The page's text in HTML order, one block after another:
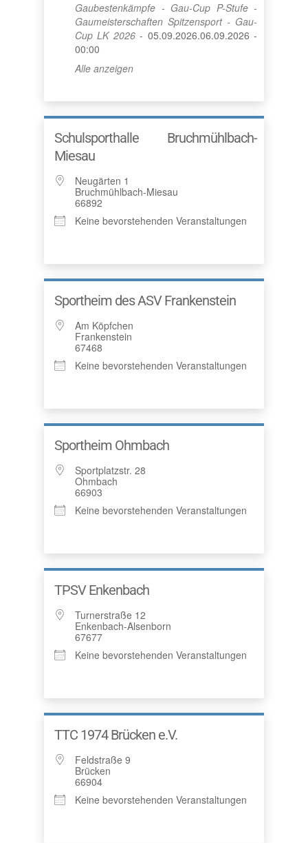
Gaubestenkämpfe - Gau-Cup P-Stufe -
Gaumeisterschaften Spitzensport - Gau-
Cup LK 2026- 05.09.2026.06.09.2026 -
00:00
Alle anzeigen
Schulsporthalle Bruchmühlbach-
Miesau
Neugärten 1
Bruchmühlbach-Miesau
66892
Keine bevorstehenden Veranstaltungen
Sportheim des ASV Frankenstein
Am Köpfchen
Frankenstein
67468
Keine bevorstehenden Veranstaltungen
Sportheim Ohmbach
Sportplatzstr. 28
Ohmbach
66903
Keine bevorstehenden Veranstaltungen
TPSV Enkenbach
Turnerstraße 12
Enkenbach-Alsenborn
67677
Keine bevorstehenden Veranstaltungen
TTC 1974 Brücken e.V.
Feldstraße 9
Brücken
66904
Keine bevorstehenden Veranstaltungen